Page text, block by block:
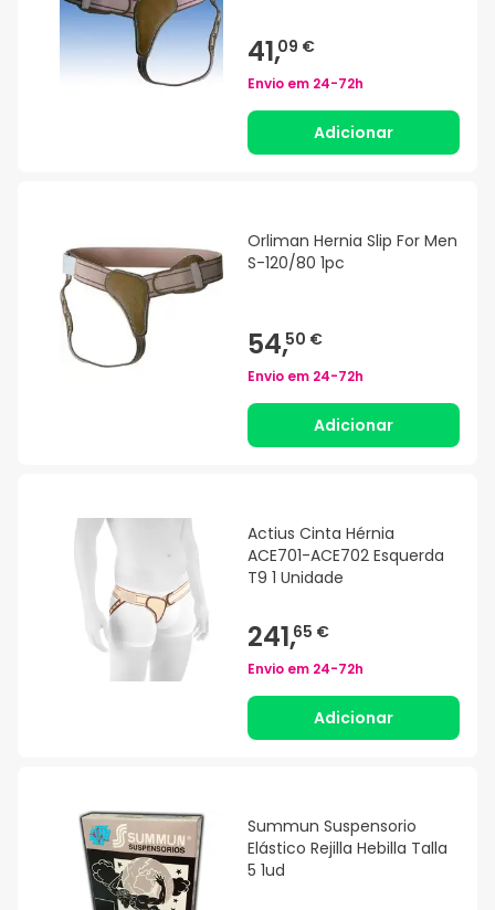
41,09 €
Envio em 24-72h
Adicionar
Orliman Hernia Slip For Men
S-120/80 1pc
54,50 €
Envio em 24-72h
Adicionar
Actius Cinta Hérnia
ACE701-ACE702 Esquerda
T9 1 Unidade
241,65 €
Envio em 24-72h
Adicionar
Summun Suspensorio
Elástico Rejilla Hebilla Talla
5 1ud